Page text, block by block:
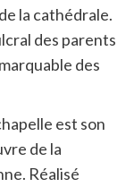
la cathédrale.
des parents
des
est son
de la
Réalisé